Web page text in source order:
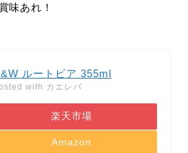
味あれ！
ルートビア 355ml
with カエレバ
楽天市場
Amazon